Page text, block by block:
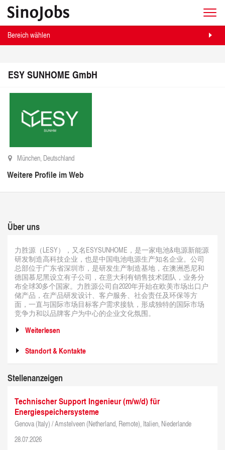
München, Deutschland
Weitere Profile im Web
ESY SUNHOME GmbH
Bereich wählen
Über uns
力胜源（LESY），又名ESYSUNHOME，是一家电池&电源新能源
研发制造高科技企业，也是中国电池电源生产知名企业。公司
总部位于广东省深圳市，是研发生产制造基地，在澳洲悉尼和
德国慕尼黑设立有子公司，在意大利有销售技术团队，业务分
布全球30多个国家。力胜源公司自2020年开始在欧美市场出口户
储产品，在产品研发设计、客户服务、社会责任及环保等方
面，一直与国际市场目标客户需求接轨，形成独特的国际市场
竞争力和以品牌客户为中心的企业文化氛围。
Weiterlesen
Standort & Kontakte
Stellenanzeigen
Technischer Support Ingenieur (m/w/d) für
Energiespeichersysteme
Genova (Italy) / Amstelveen (Netherland, Remote), Italien, Niederlande
28.07.2026